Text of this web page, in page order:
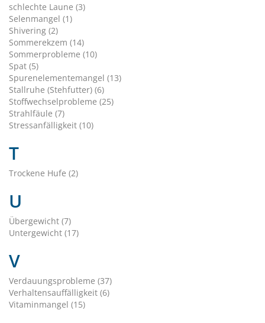
schlechte Laune (3)
Selenmangel (1)
Shivering (2)
Sommerekzem (14)
Sommerprobleme (10)
Spat (5)
Spurenelementemangel (13)
Stallruhe (Stehfutter) (6)
Stoffwechselprobleme (25)
Strahlfäule (7)
Stressanfälligkeit (10)
T
Trockene Hufe (2)
U
Übergewicht (7)
Untergewicht (17)
V
Verdauungsprobleme (37)
Verhaltensauffälligkeit (6)
Vitaminmangel (15)